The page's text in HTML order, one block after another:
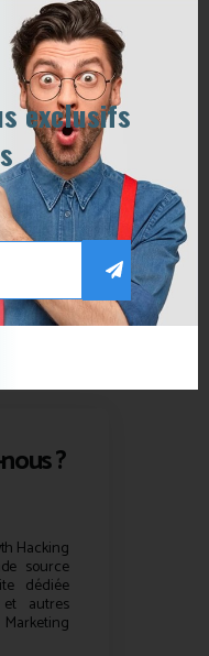
?
Hacking
source
dédiée
et autres
exclusifs